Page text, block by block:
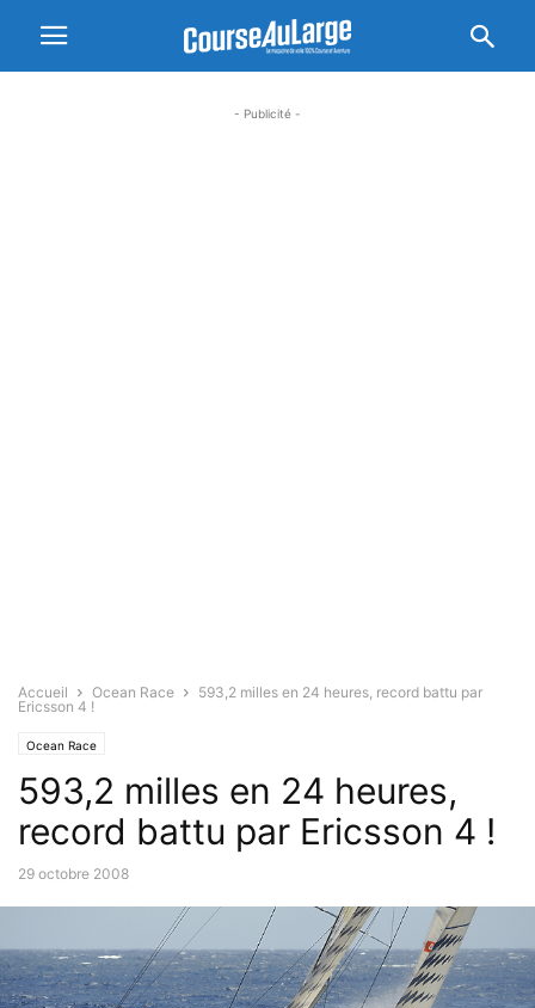
- Publicité -
Accueil Ocean Race
593,2 milles en 24 heures, record battu par
Ericsson 4 !
Ocean Race
593,2 milles en 24 heures,
record battu par Ericsson 4 !
29 octobre 2008